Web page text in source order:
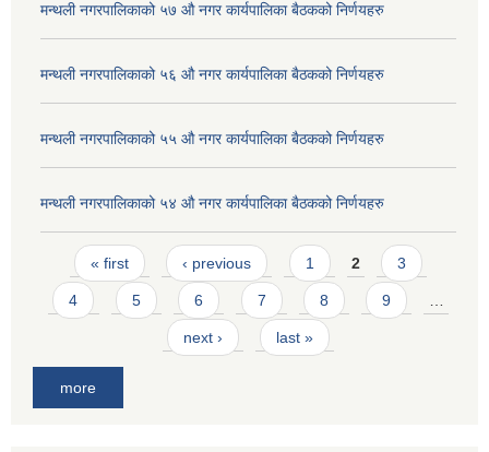
मन्थली नगरपालिकाको ५७ औ नगर कार्यपालिका बैठकको निर्णयहरु
मन्थली नगरपालिकाको ५६ औ नगर कार्यपालिका बैठकको निर्णयहरु
मन्थली नगरपालिकाको ५५ औ नगर कार्यपालिका बैठकको निर्णयहरु
मन्थली नगरपालिकाको ५४ औ नगर कार्यपालिका बैठकको निर्णयहरु
Pages
« first ‹ previous 1 2 3
4 5 6 7 8 9
next › last »
more